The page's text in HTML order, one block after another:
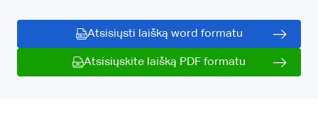
Atsisiųsti laišką word formatu
Atsisiųskite laišką PDF formatu